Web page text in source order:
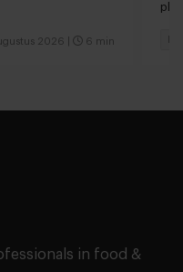
2026 6 min
in food &